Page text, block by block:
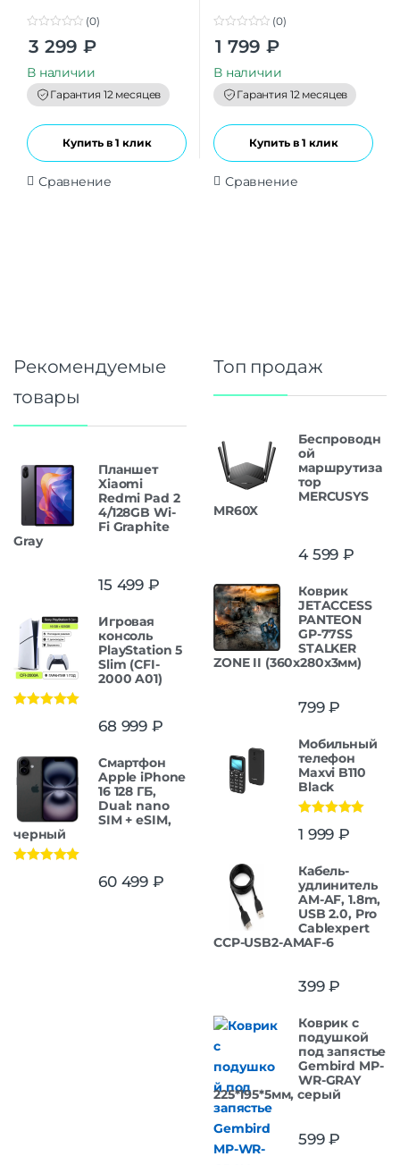
o
t
o
f
5
(0)
3 299 ₽
В наличии
Гарантия 12 месяцев
Купить в 1 клик
Сравнение
t
o
f
5
(0)
1 799 ₽
В наличии
Гарантия 12 месяцев
Купить в 1 клик
Сравнение
Рекомендуемые
товары
Планшет
Xiaomi
Redmi Pad 2
4/128GB Wi-
Fi Graphite
Gray
15 499 ₽
Игровая
консоль
PlayStation 5
Slim (CFI-
2000 A01)
68 999 ₽
Смартфон
Apple iPhone
16 128 ГБ,
Dual: nano
SIM + eSIM,
черный
60 499 ₽
Топ продаж
Беспроводн
ой
маршрутиза
тор
MERCUSYS
MR60X
4 599 ₽
Коврик
JETACCESS
PANTEON
GP-77SS
STALKER
ZONE II (360x280x3мм)
799₽
Мобильный
телефон
Maxvi B110
Black
из 5
1 999 ₽
Кабель-
удлинитель
AM-AF, 1.8m,
USB 2.0, Pro
Cablexpert
CCP-USB2-AMAF-6
399₽
Коврик с
подушкой
под запястье
Gembird MP-
WR-GRAY
225*195*5мм, серый
599₽